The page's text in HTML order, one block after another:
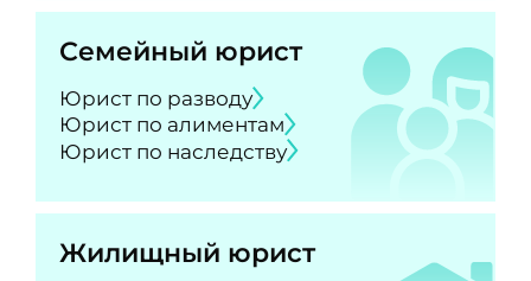
Семейный юрист
Юрист по разводу
Юрист по алиментам
Юрист по наследству
Жилищный юрист